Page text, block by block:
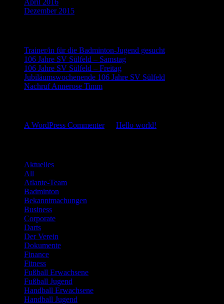
April 2016
Dezember 2015
Trainer/in für die Badminton-Jugend gesucht
106 Jahre SV Sülfeld – Samstag
106 Jahre SV Sülfeld – Freitag
Jubiläumswochenende 106 Jahre SV Sülfeld
Nachruf Annerose Timm
A WordPress Commenterzu Hello world!
Aktuelles
All
Atlante-Team
Badminton
Bekanntmachungen
Business
Corporate
Darts
Der Verein
Dokumente
Finance
Fitness
Fußball Erwachsene
Fußball Jugend
Handball Erwachsene
Handball Jugend